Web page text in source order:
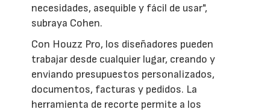
necesidades, asequible y fácil de usar",
subraya Cohen.
Con Houzz Pro, los diseñadores pueden
trabajar desde cualquier lugar, creando y
enviando presupuestos personalizados,
documentos, facturas y pedidos. La
herramienta de recorte permite a los